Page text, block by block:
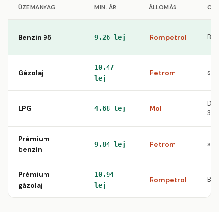
ÜZEMANYAG MIN. ÁR ÁLLOMÁS CÍM
Benzin 95 9.26 lej Rompetrol Bd.
Gázolaj
10.47
lej
Petrom str.
LPG 4.68 lej Mol
DN
Prémium
benzin
9.84 lej Petrom str.
Prémium
gázolaj
10.94
lej
Rompetrol Bd.